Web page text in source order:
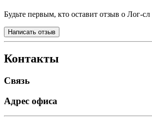
Будьте первым, кто оставит отзыв о Лог-сл
Написать отзыв
Контакты
Связь
Адрес офиса